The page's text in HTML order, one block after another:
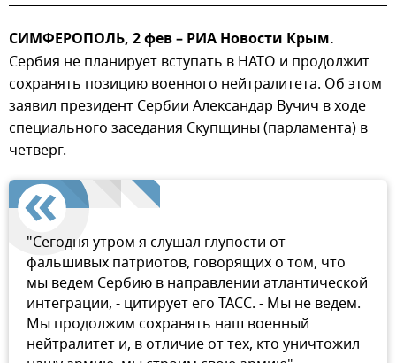
СИМФЕРОПОЛЬ, 2 фев – РИА Новости Крым.
Сербия не планирует вступать в НАТО и продолжит
сохранять позицию военного нейтралитета. Об этом
заявил президент Сербии Александар Вучич в ходе
специального заседания Скупщины (парламента) в
четверг.
"Сегодня утром я слушал глупости от
фальшивых патриотов, говорящих о том, что
мы ведем Сербию в направлении атлантической
интеграции, - цитирует его ТАСС. - Мы не ведем.
Мы продолжим сохранять наш военный
нейтралитет и, в отличие от тех, кто уничтожил